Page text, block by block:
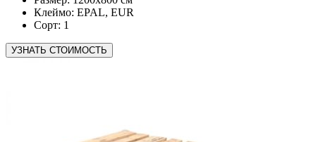
Клеймо: EPAL, EUR
Сорт: 1